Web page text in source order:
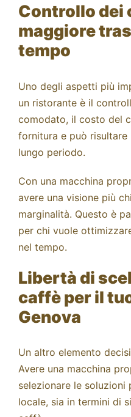
Controllo dei
maggiore
tempo
Uno degli aspetti più
un ristorante è il
comodato, il costo del
fornitura e può risultare
lungo periodo.
Con una macchina
avere una visione più
marginalità. Questo è
per chi vuole
nel tempo.
Libertà di
caffè per il
Genova
Un altro elemento
Avere una macchina
selezionare le
locale, sia in termini di